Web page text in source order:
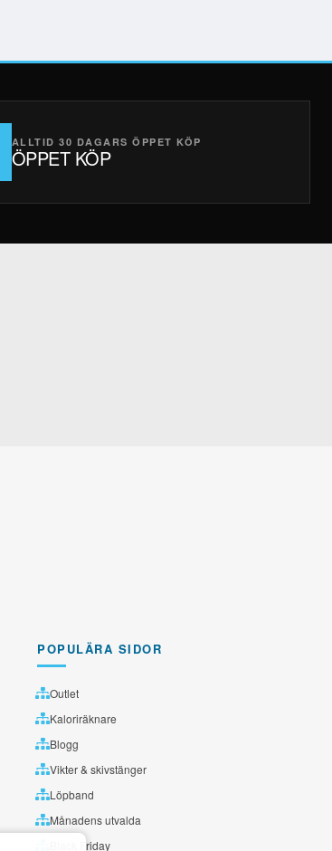
ALLTID 30 DAGARS ÖPPET KÖP
ÖPPET KÖP
POPULÄRA SIDOR
Outlet
Kaloriräknare
Blogg
Vikter & skivstänger
Löpband
Månadens utvalda
Black Friday